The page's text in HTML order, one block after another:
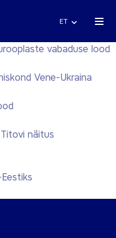
ET
vabaduse lood
Vene-Ukraina
näitus